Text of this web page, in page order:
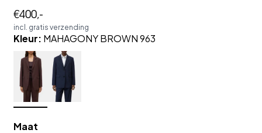
€400,-
incl. gratis verzending
Kleur: MAHAGONY BROWN 963
Maat